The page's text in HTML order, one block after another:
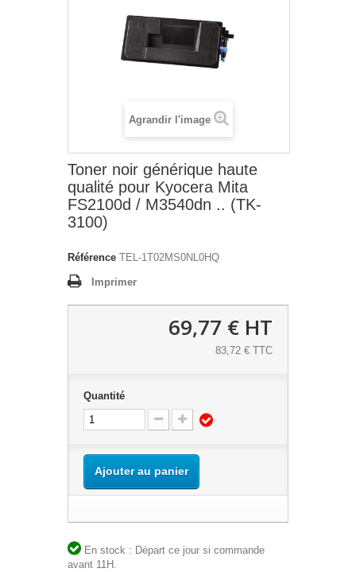
Agrandir l'image
Toner noir générique haute
qualité pour Kyocera Mita
FS2100d / M3540dn .. (TK-
3100)
Référence TEL-1T02MS0NL0HQ
Imprimer
69,77 € HT
83,72 € TTC
Quantité
Ajouter au panier
En stock : Départ ce jour si commande
avant 11H.